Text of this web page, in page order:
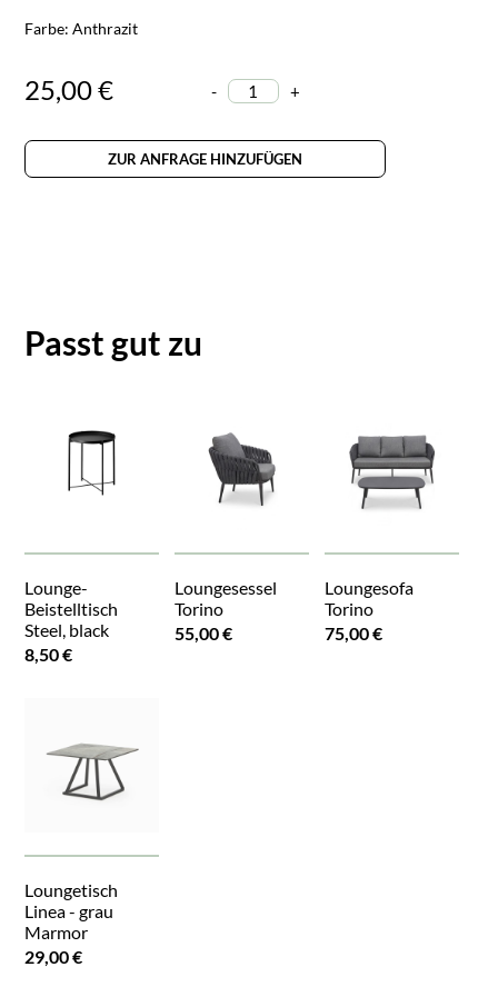
Farbe: Anthrazit
25,00 € - +
ZUR ANFRAGE HINZUFÜGEN
Passt gut zu
Lounge-
Beistelltisch
Steel, black
8,50 €
Loungesessel
Torino
55,00 €
Loungesofa
Torino
75,00 €
Loungetisch
Linea - grau
Marmor
29,00 €